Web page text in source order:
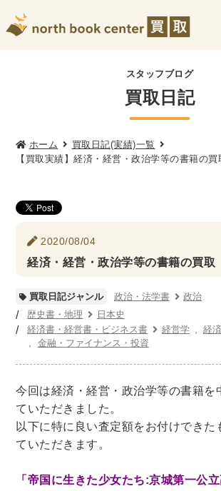
社会学書・人文書籍関係
哲学書・心理学・思想書
倫理学・道徳
文化人類学・民俗学
東洋哲学
現象学
西洋哲学 言語学
政治・法学書
社会学
福祉 ・NGO・NPO
軍事・外交・国際関係
歴史書・地理
世界史 他歴史地理学
地図・
日本史
考古学書
ビジネス書
マネジメント・人材管理・リーダーシ
経済学・経済事情
スタッフブログ
買取日記
ホーム
買取日記(実績)一覧
【買取実績】経済・経営・政治学等の書籍の買
2020/08/04
経済・経営・政治学等の書籍の買取
買取日記ジャンル 政治・法学書
政治
歴史書・地理
日本史
経済書・経営書・ビジネス書
経営学
経
金融・ファイナンス・投資
今回は経済・経営・政治学等の書籍を
ていただきました。
以下に特に良い査定額をお付けできた
ていただきます。
「帝国に生きた少女たち:京城第一公